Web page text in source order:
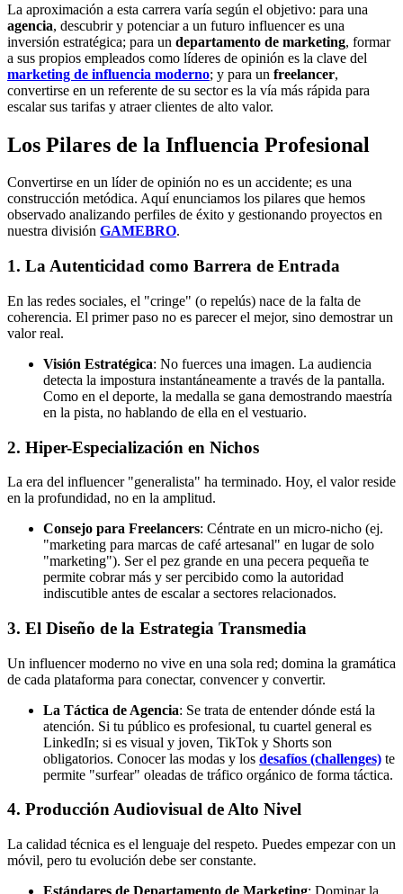
La aproximación a esta carrera varía según el objetivo: para una
agencia, descubrir y potenciar a un futuro influencer es una
inversión estratégica; para un departamento de marketing, formar
a sus propios empleados como líderes de opinión es la clave del
marketing de influencia moderno; y para un freelancer,
convertirse en un referente de su sector es la vía más rápida para
escalar sus tarifas y atraer clientes de alto valor.
Los Pilares de la Influencia Profesional
Convertirse en un líder de opinión no es un accidente; es una
construcción metódica. Aquí enunciamos los pilares que hemos
observado analizando perfiles de éxito y gestionando proyectos en
nuestra división GAMEBRO.
1. La Autenticidad como Barrera de Entrada
En las redes sociales, el "cringe" (o repelús) nace de la falta de
coherencia. El primer paso no es parecer el mejor, sino demostrar un
valor real.
Visión Estratégica: No fuerces una imagen. La audiencia
detecta la impostura instantáneamente a través de la pantalla.
Como en el deporte, la medalla se gana demostrando maestría
en la pista, no hablando de ella en el vestuario.
2. Hiper-Especialización en Nichos
La era del influencer "generalista" ha terminado. Hoy, el valor reside
en la profundidad, no en la amplitud.
Consejo para Freelancers: Céntrate en un micro-nicho (ej.
"marketing para marcas de café artesanal" en lugar de solo
"marketing"). Ser el pez grande en una pecera pequeña te
permite cobrar más y ser percibido como la autoridad
indiscutible antes de escalar a sectores relacionados.
3. El Diseño de la Estrategia Transmedia
Un influencer moderno no vive en una sola red; domina la gramática
de cada plataforma para conectar, convencer y convertir.
La Táctica de Agencia: Se trata de entender dónde está la
atención. Si tu público es profesional, tu cuartel general es
LinkedIn; si es visual y joven, TikTok y Shorts son
obligatorios. Conocer las modas y los desafíos (challenges) te
permite "surfear" oleadas de tráfico orgánico de forma táctica.
4. Producción Audiovisual de Alto Nivel
La calidad técnica es el lenguaje del respeto. Puedes empezar con un
móvil, pero tu evolución debe ser constante.